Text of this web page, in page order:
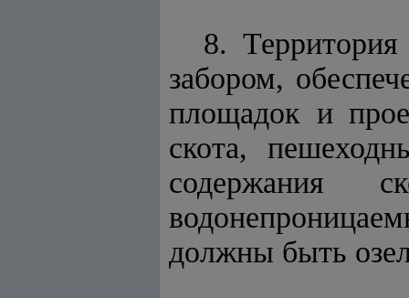
8.
забором,
площадок и
скота,
содержания
должны быть